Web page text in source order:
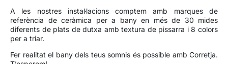
A les nostres instal·lacions comptem amb marques de
referència de ceràmica per a bany en més de 30 mides
diferents de plats de dutxa amb textura de pissarra i 8 colors
per a triar.
Fer realitat el bany dels teus somnis és possible amb Corretja.